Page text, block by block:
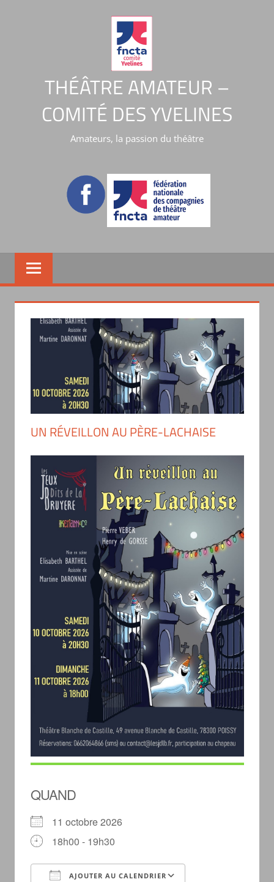
THÉÂTRE AMATEUR –
COMITÉ DES YVELINES
Amateurs, la passion du théâtre
UN RÉVEILLON AU PÈRE-LACHAISE
QUAND
11 octobre 2026
18h00 - 19h30
AJOUTER AU CALENDRIER